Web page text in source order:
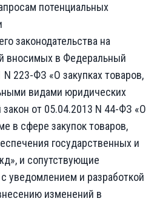
потенциальных
законодательства на
вносимых в Федеральный
N 223-ФЗ «О закупках товаров,
видами юридических
от 05.04.2013 N 44-ФЗ «О
в сфере закупок товаров,
государственных и
и сопутствующие
уведомлением и разработкой
изменений в